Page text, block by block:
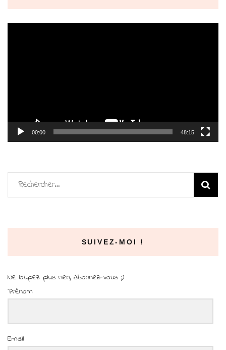
00:00 48:15
Rechercher :
SUIVEZ-MOI !
Ne loupez plus rien, abonnez-vous ;)
Prénom
Email